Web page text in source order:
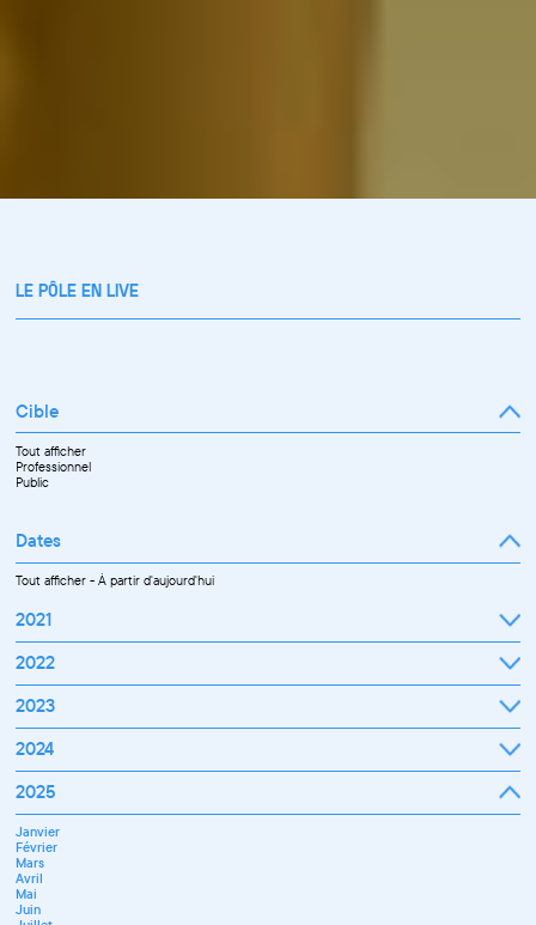
LE PÔLE EN LIVE
Cible
Tout afficher
Professionnel
Public
Dates
Tout afficher-À partir d'aujourd'hui
2021
Septembre
Novembre
Décembre
2022
Janvier
Mars
Avril
Juillet
Septembre
Octobre
Novembre
Décembre
2023
Janvier
Mars
Avril
Juin
Septembre
Octobre
Novembre
Décembre
2024
Janvier
Mars
Avril
Mai
Juin
Juillet
Septembre
Novembre
2025
Janvier
Février
Mars
Avril
Mai
Juin